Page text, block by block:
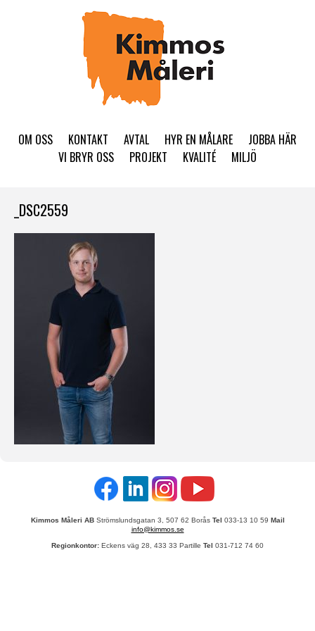
OM OSS KONTAKT AVTAL HYR EN MÅLARE
JOBBA HÄR
VI BRYR OSS
PROJEKT KVALITÉ MILJÖ
_DSC2559
Kimmos Måleri ABStrömslundsgatan 3, 507 62 Borås Tel 033-13 10 59 Mail
info@kimmos.se
Regionkontor: Eckens väg 28, 433 33 Partille Tel 031-712 74 60